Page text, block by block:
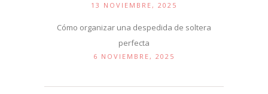
13 NOVIEMBRE, 2025
Cómo organizar una despedida de soltera
perfecta
6 NOVIEMBRE, 2025